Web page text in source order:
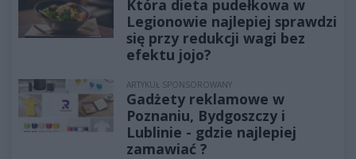
Która dieta pudełkowa w
Legionowie najlepiej sprawdzi
się przy redukcji wagi bez
efektu jojo?
ARTYKUŁ SPONSOROWANY
Gadżety reklamowe w
Poznaniu, Bydgoszczy i
Lublinie - gdzie najlepiej
zamawiać ?